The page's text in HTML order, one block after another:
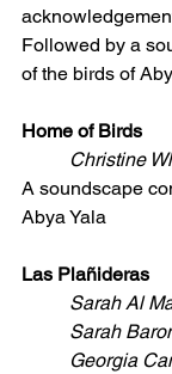
Followed by a
of the birds of
Home of Birds
Christine
A soundscape
Abya Yala
Las Plañideras
Sarah Al
Sarah
Georgia